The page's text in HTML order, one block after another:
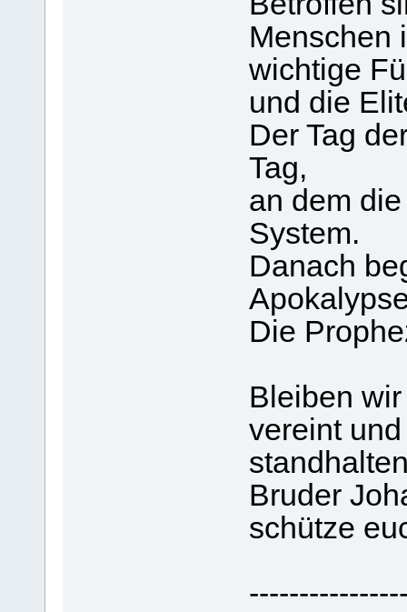
Menschen
wichtige
und die
Der Tag
Tag,
an dem
System.
Danach
Die
Bleiben
vereint
Bruder
schütze